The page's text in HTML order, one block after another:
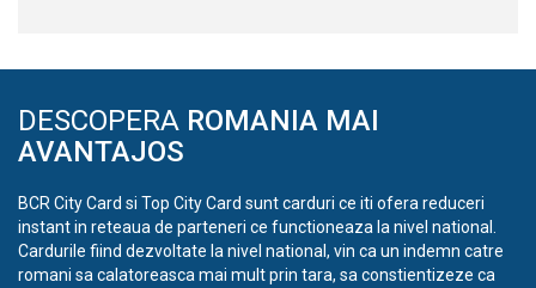
DESCOPERA ROMANIA MAI
AVANTAJOS
BCR City Card si Top City Card sunt carduri ce iti ofera reduceri
instant in reteaua de parteneri ce functioneaza la nivel national.
Cardurile fiind dezvoltate la nivel national, vin ca un indemn catre
romani sa calatoreasca mai mult prin tara, sa constientizeze ca